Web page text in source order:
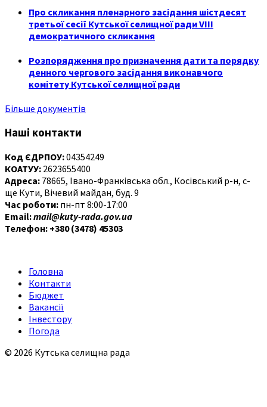
Про скликання пленарного засідання шістдесят
третьої сесії Кутської селищної ради VIII
демократичного скликання
Розпорядження про призначення дати та порядку
денного чергового засідання виконавчого
комітету Кутської селищної ради
Більше документів
Наші контакти
Код ЄДРПОУ:04354249
КОАТУУ: 2623655400
Адреса: 78665, Івано-Франківська обл., Косівський р-н, с-
ще Кути, Вічевий майдан, буд. 9
Час роботи: пн-пт 8:00-17:00
Email:mail@kuty-rada.gov.ua
Телефон: +380 (3478) 45303
Головна
Контакти
Бюджет
Вакансії
Інвестору
Погода
© 2026 Кутська селищна рада